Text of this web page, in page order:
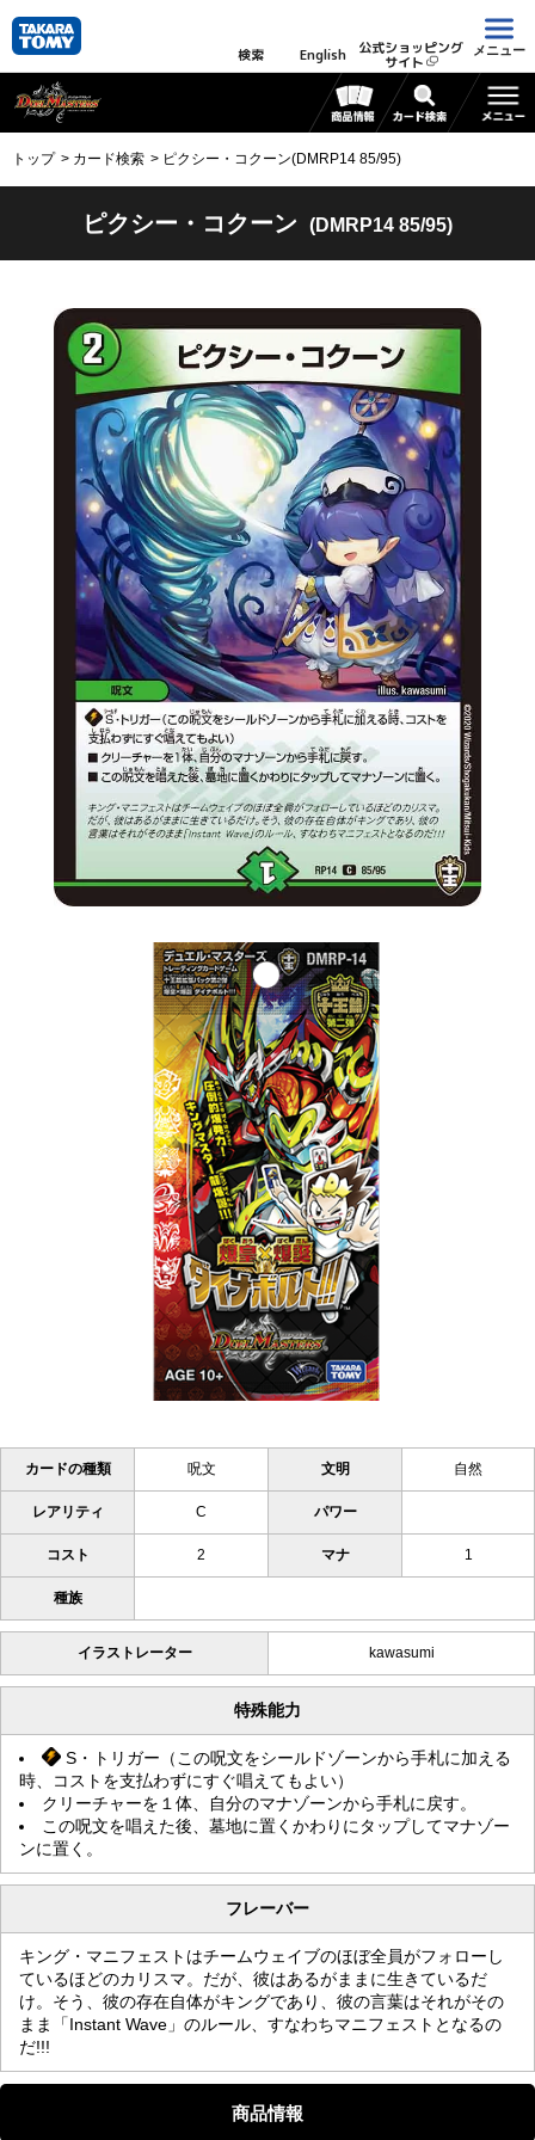
検索 English 公式ショッピング
サイト
メニュー
トップ カード検索 ピクシー・コクーン(DMRP14 85/95)
ピクシー・コクーン (DMRP14 85/95)
カードの種類 呪文 文明 自然
レアリティ C パワー
コスト 2 マナ 1
種族
イラストレーター kawasumi
特殊能力
S・トリガー（この呪文をシールドゾーンから手札に加える
時、コストを支払わずにすぐ唱えてもよい）
クリーチャーを１体、自分のマナゾーンから手札に戻す。
この呪文を唱えた後、墓地に置くかわりにタップしてマナゾー
ンに置く。
フレーバー
キング・マニフェストはチームウェイブのほぼ全員がフォローし
ているほどのカリスマ。だが、彼はあるがままに生きているだ
け。そう、彼の存在自体がキングであり、彼の言葉はそれがその
まま「Instant Wave」のルール、すなわちマニフェストとなるの
だ!!!
商品情報